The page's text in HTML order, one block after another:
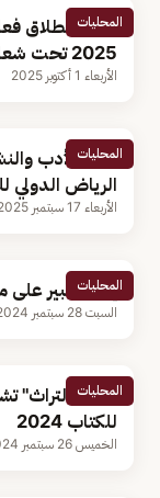
المحليات
غدًا.. انطلاق
2025 تحت شعار "الرياض تقرأ"
الأربعاء 1 أكتوبر 2025
المحليات
هيئة الأدب
الرياض الدولي
الأربعاء 17 سبتمبر 2025
المحليات
إقبال كبير
السبت 28 سبتمبر 2024
المحليات
"هيئة التراث"
للكتاب 2024
الخميس 26 سبتمبر 2024